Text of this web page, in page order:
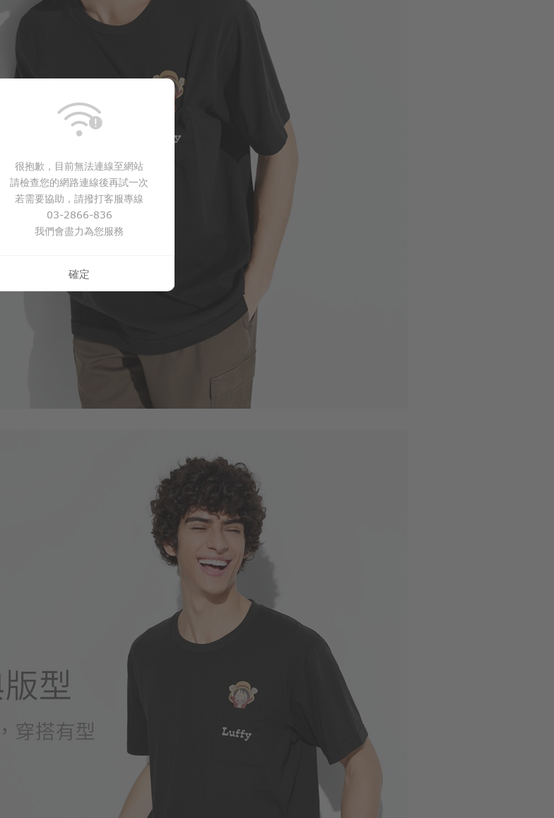
很抱歉，目前無法連線至網站
請檢查您的網路連線後再試一次
若需要協助，請撥打客服專線
03-2866-836
我們會盡力為您服務
確定